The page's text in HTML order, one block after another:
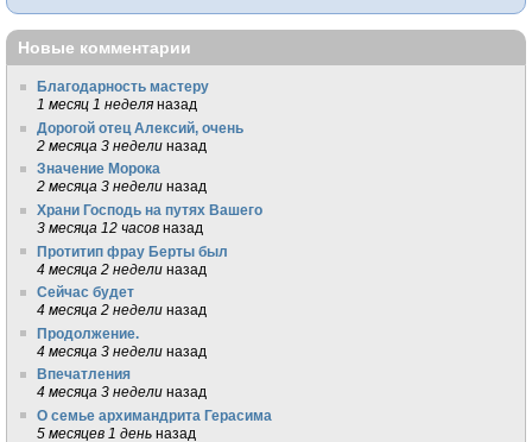
Новые комментарии
Благодарность мастеру
1 месяц 1 неделя назад
Дорогой отец Алексий, очень
2 месяца 3 недели назад
Значение Морока
2 месяца 3 недели назад
Храни Господь на путях Вашего
3 месяца 12 часов назад
Протитип фрау Берты был
4 месяца 2 недели назад
Сейчас будет
4 месяца 2 недели назад
Продолжение.
4 месяца 3 недели назад
Впечатления
4 месяца 3 недели назад
О семье архимандрита Герасима
5 месяцев 1 день назад